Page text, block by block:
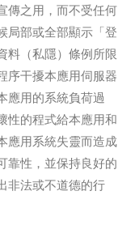
傳之用，而不受任何
局部或全部顯示「登
料（私隱）條例所限
序干擾本應用伺服器
應用的系統負荷過
性的程式給本應用和
應用系統失靈而造成
靠性，並保持良好的
非法或不道德的行